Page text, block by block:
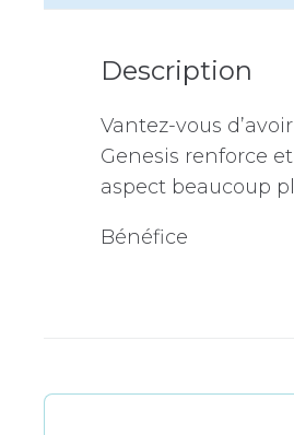
Description
Vantez-vous
Genesis renforce
aspect beaucoup
Bénéfice